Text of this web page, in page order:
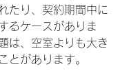
たり、契約期間中に
るケースがありま
は、空室よりも大き
とがあります。